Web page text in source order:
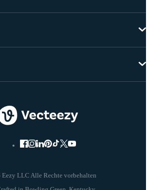
LLC Alle Rechte vorbehalten